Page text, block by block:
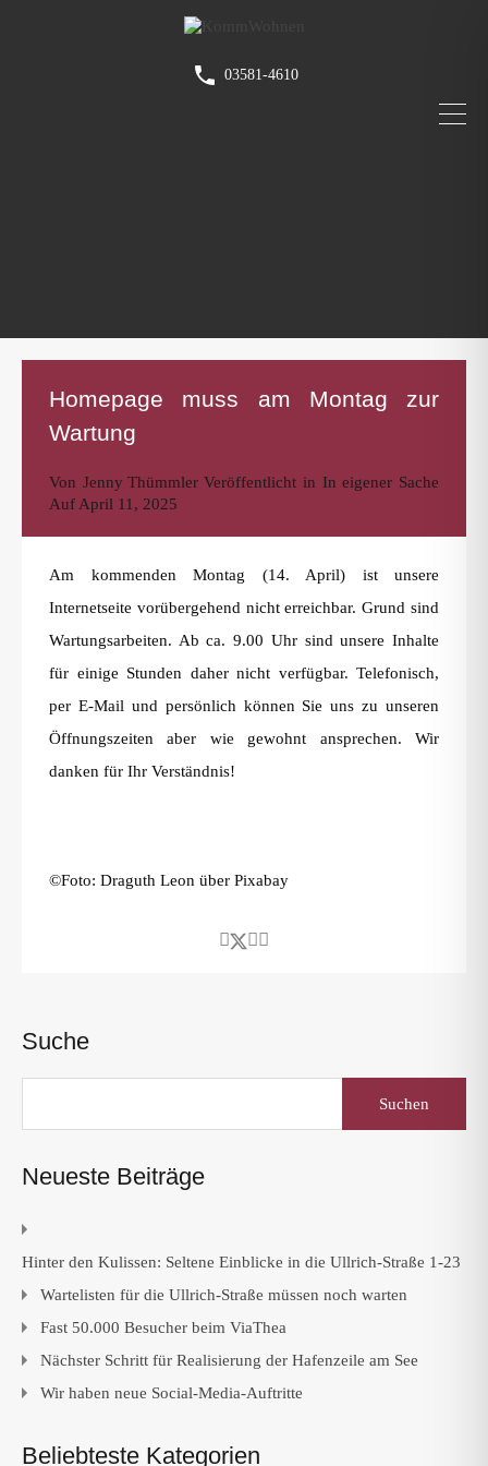
03581-4610
Homepage muss am Montag zur
Wartung
Von Jenny ThümmlerVeröffentlicht in In eigener Sache
Auf April 11, 2025
Am kommenden Montag (14. April) ist unsere
Internetseite vorübergehend nicht erreichbar. Grund sind
Wartungsarbeiten. Ab ca. 9.00 Uhr sind unsere Inhalte
für einige Stunden daher nicht verfügbar. Telefonisch,
per E-Mail und persönlich können Sie uns zu unseren
Öffnungszeiten aber wie gewohnt ansprechen. Wir
danken für Ihr Verständnis!
©Foto: Draguth Leon über Pixabay
Suche
Neueste Beiträge
Hinter den Kulissen: Seltene Einblicke in die Ullrich-Straße 1-23
Wartelisten für die Ullrich-Straße müssen noch warten
Fast 50.000 Besucher beim ViaThea
Nächster Schritt für Realisierung der Hafenzeile am See
Wir haben neue Social-Media-Auftritte
Beliebteste Kategorien